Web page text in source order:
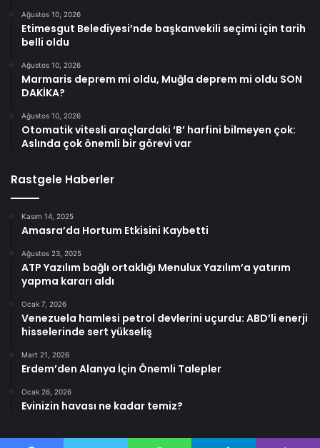
Ağustos 10, 2026
Etimesgut Belediyesi’nde başkanvekili seçimi için tarih
belli oldu
Ağustos 10, 2026
Marmaris deprem mi oldu, Muğla deprem mi oldu SON
DAKİKA?
Ağustos 10, 2026
Otomatik vitesli araçlardaki ‘B’ harfini bilmeyen çok:
Aslında çok önemli bir görevi var
Rastgele Haberler
Kasım 14, 2025
Amasra’da Hortum Etkisini Kaybetti
Ağustos 23, 2025
ATP Yazılım bağlı ortaklığı Menulux Yazılım’a yatırım
yapma kararı aldı
Ocak 7, 2026
Venezuela hamlesi petrol devlerini uçurdu: ABD’li enerji
hisselerinde sert yükseliş
Mart 21, 2026
Erdem’den Alanya İçin Önemli Talepler
Ocak 26, 2026
Evinizin havası ne kadar temiz?